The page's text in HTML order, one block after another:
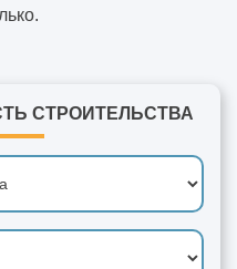
СТРОИТЕЛЬСТВА